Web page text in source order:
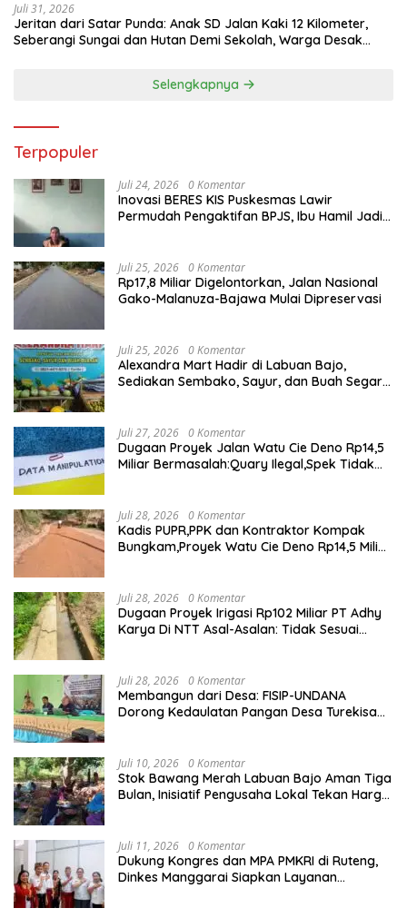
Juli 31, 2026
Jeritan dari Satar Punda: Anak SD Jalan Kaki 12 Kilometer,
Seberangi Sungai dan Hutan Demi Sekolah, Warga Desak
Selengkapnya
Terpopuler
Juli 24, 2026 0 Komentar
Inovasi BERES KIS Puskesmas Lawir
Permudah Pengaktifan BPJS, Ibu Hamil Jadi
Juli 25, 2026 0 Komentar
Rp17,8 Miliar Digelontorkan, Jalan Nasional
Gako-Malanuza-Bajawa Mulai Dipreservasi
Juli 25, 2026 0 Komentar
Alexandra Mart Hadir di Labuan Bajo,
Sediakan Sembako, Sayur, dan Buah Segar
Juli 27, 2026 0 Komentar
Dugaan Proyek Jalan Watu Cie Deno Rp14,5
Miliar Bermasalah:Quary Ilegal,Spek Tidak
Juli 28, 2026 0 Komentar
Kadis PUPR,PPK dan Kontraktor Kompak
Bungkam,Proyek Watu Cie Deno Rp14,5 Miliar
Juli 28, 2026 0 Komentar
Dugaan Proyek Irigasi Rp102 Miliar PT Adhy
Karya Di NTT Asal-Asalan: Tidak Sesuai
Juli 28, 2026 0 Komentar
Membangun dari Desa: FISIP-UNDANA
Dorong Kedaulatan Pangan Desa Turekisa
Juli 10, 2026 0 Komentar
Stok Bawang Merah Labuan Bajo Aman Tiga
Bulan, Inisiatif Pengusaha Lokal Tekan Harga
Juli 11, 2026 0 Komentar
Dukung Kongres dan MPA PMKRI di Ruteng,
Dinkes Manggarai Siapkan Layanan